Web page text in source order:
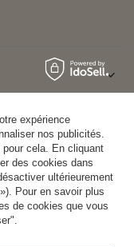
expérience
nos publicités.
cela. En cliquant
des cookies dans
ultérieurement
Pour en savoir plus
de cookies que vous